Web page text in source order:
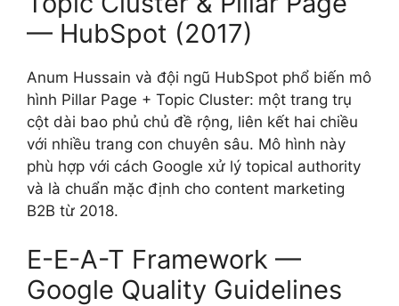
— HubSpot (2017)
Anum Hussain và đội ngũ HubSpot phổ biến mô
hình Pillar Page + Topic Cluster: một trang trụ
cột dài bao phủ chủ đề rộng, liên kết hai chiều
với nhiều trang con chuyên sâu. Mô hình này
phù hợp với cách Google xử lý topical authority
và là chuẩn mặc định cho content marketing
B2B từ 2018.
E-E-A-T Framework —
Google Quality Guidelines